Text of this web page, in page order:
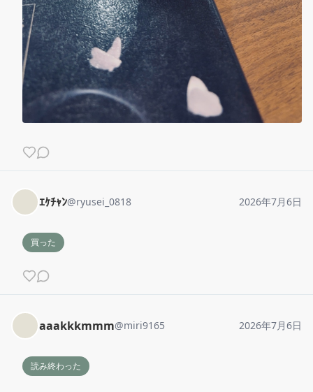
ｴｹﾁｬﾝ@ryusei_0818 2026年7月6日
買った
aaakkkmmm@miri9165 2026年7月6日
読み終わった